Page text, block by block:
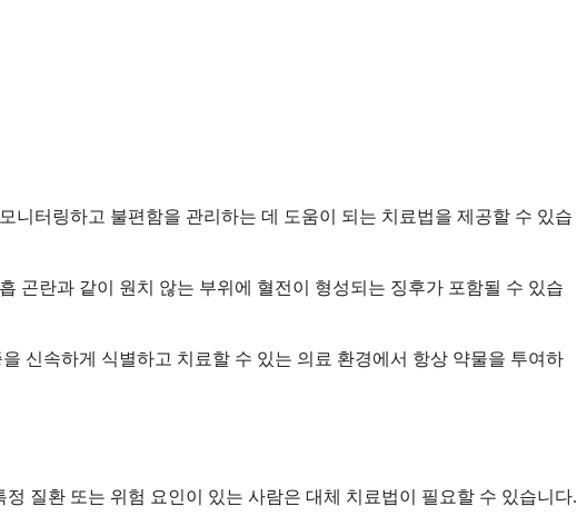
터링하고 불편함을 관리하는 데 도움이 되는 치료법을 제공할 수 있습
곤란과 같이 원치 않는 부위에 혈전이 형성되는 징후가 포함될 수 있습
신속하게 식별하고 치료할 수 있는 의료 환경에서 항상 약물을 투여하
질환 또는 위험 요인이 있는 사람은 대체 치료법이 필요할 수 있습니다.